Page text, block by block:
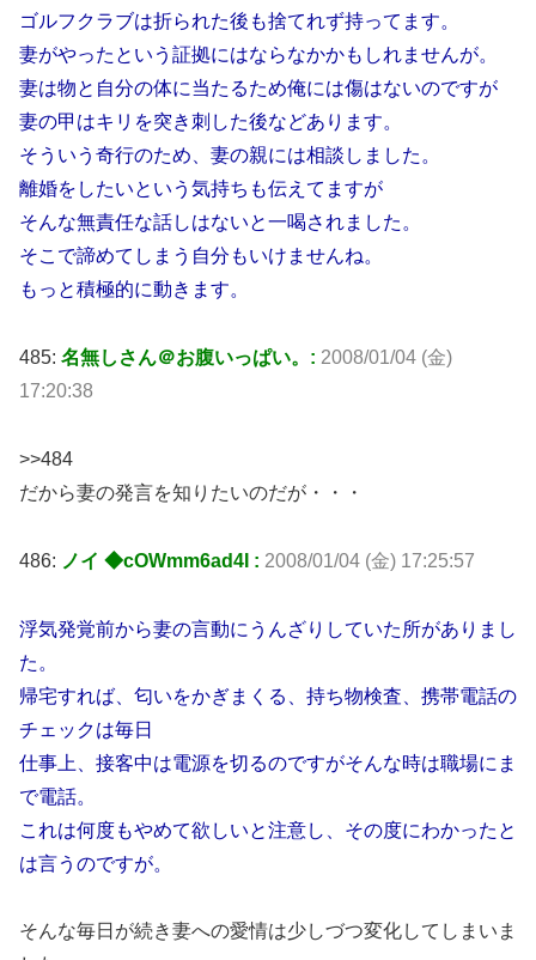
ゴルフクラブは折られた後も捨てれず持ってます。
妻がやったという証拠にはならなかかもしれませんが。
妻は物と自分の体に当たるため俺には傷はないのですが
妻の甲はキリを突き刺した後などあります。
そういう奇行のため、妻の親には相談しました。
離婚をしたいという気持ちも伝えてますが
そんな無責任な話しはないと一喝されました。
そこで諦めてしまう自分もいけませんね。
もっと積極的に動きます。
485: 名無しさん＠お腹いっぱい。: 2008/01/04 (金)
17:20:38
>>484
だから妻の発言を知りたいのだが・・・
486: ノイ ◆cOWmm6ad4I : 2008/01/04 (金) 17:25:57
浮気発覚前から妻の言動にうんざりしていた所がありまし
た。
帰宅すれば、匂いをかぎまくる、持ち物検査、携帯電話の
チェックは毎日
仕事上、接客中は電源を切るのですがそんな時は職場にま
で電話。
これは何度もやめて欲しいと注意し、その度にわかったと
は言うのですが。
そんな毎日が続き妻への愛情は少しづつ変化してしまいま